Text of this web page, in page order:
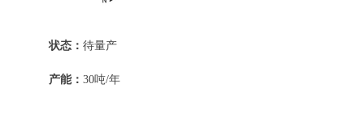
状态： 待量产
产能： 30吨/年